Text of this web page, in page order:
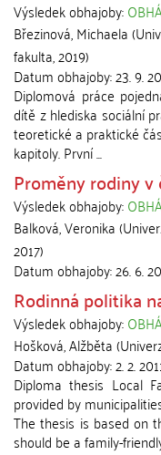
Výsledek obhajoby:
Březinová, Michaela(
fakulta,2019)
Datum obhajoby:23. 9.
Diplomová práce
dítě z hlediska sociální
teoretické a praktické
kapitoly. První ...
Proměny rodiny v
Výsledek obhajoby:
Balková, Veronika(
2017)
Datum obhajoby:26. 6.
Rodinná politika
Výsledek obhajoby:
Hošková, Alžběta(
Datum obhajoby:2. 2.
Diploma thesis Local
provided by
The thesis is based on
should be a family-